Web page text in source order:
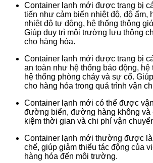
Container lạnh mới được trang bị
tiến như cảm biến nhiệt độ, độ ẩm,
nhiệt độ tự động, hệ thống thông
Giúp duy trì môi trường lưu thông
cho hàng hóa.
Container lạnh mới được trang bị
an toàn như hệ thống báo động, hệ
hệ thống phòng cháy và sự cố.
cho hàng hóa trong quá trình vận
Container lạnh mới có thể được
đường biển, đường hàng không và
kiệm thời gian và chi phí vận
Container lạnh mới thường được
chế, giúp giảm thiểu tác động của
hàng hóa đến môi trường.